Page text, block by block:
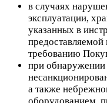
в случаях
эксплуатации,
указанных в
требованию
при обнаружении
а также